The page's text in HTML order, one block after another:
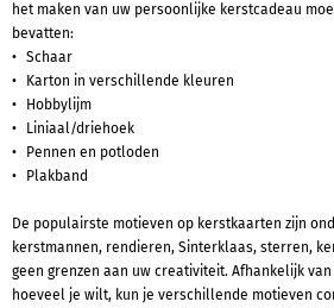
het maken van uw persoonlijke kerstcadeau
bevatten:
Schaar
Karton in verschillende kleuren
Hobbylijm
Liniaal/driehoek
Pennen en potloden
Plakband
De populairste motieven op kerstkaarten zijn
kerstmannen, rendieren, Sinterklaas, sterren,
geen grenzen aan uw creativiteit. Afhankelijk
hoeveel je wilt, kun je verschillende motieven